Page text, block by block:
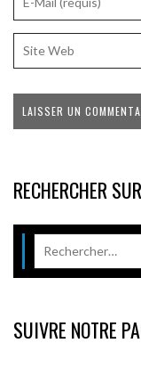
RECHERCHER
SUIVRE NOTRE